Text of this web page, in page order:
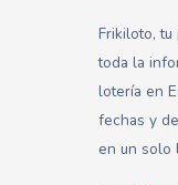
Frikiloto,
toda la
lotería en
fechas y
en un solo